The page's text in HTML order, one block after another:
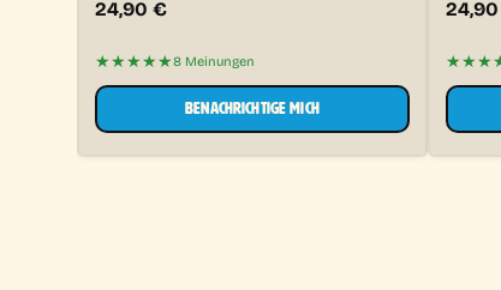
24,90 €
★★★★★8 Meinungen
BENACHRICHTIGE MICH
24,90